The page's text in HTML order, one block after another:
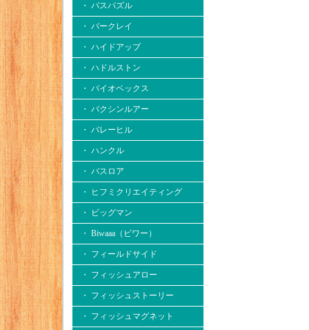
・ バスパズル
・ バークレイ
・ ハイドアップ
・ ハドルストン
・ バイオベックス
・ バクシンルアー
・ バレーヒル
・ ハンクル
・ バスロア
・ ヒフミクリエイティング
・ ビッグマン
・ Biwaaa（ビワー）
・ フィールドサイド
・ フィッシュアロー
・ フィッシュストーリー
・ フィッシュマグネット